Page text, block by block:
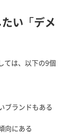
い「デメ
ては、以下の9個
ブランドもある
向にある